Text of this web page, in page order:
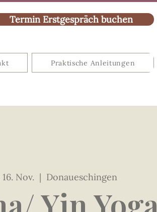
Termin Erstgespräch buchen
Praktische Anleitungen
Nov.
  |
Donaueschingen
Yin Yoga